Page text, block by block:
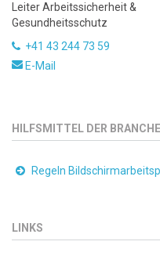
Leiter Arbeitssicherheit &
Gesundheitsschutz
+41 43 244 73 59
E-Mail
HILFSMITTEL DER
Regeln
LINKS